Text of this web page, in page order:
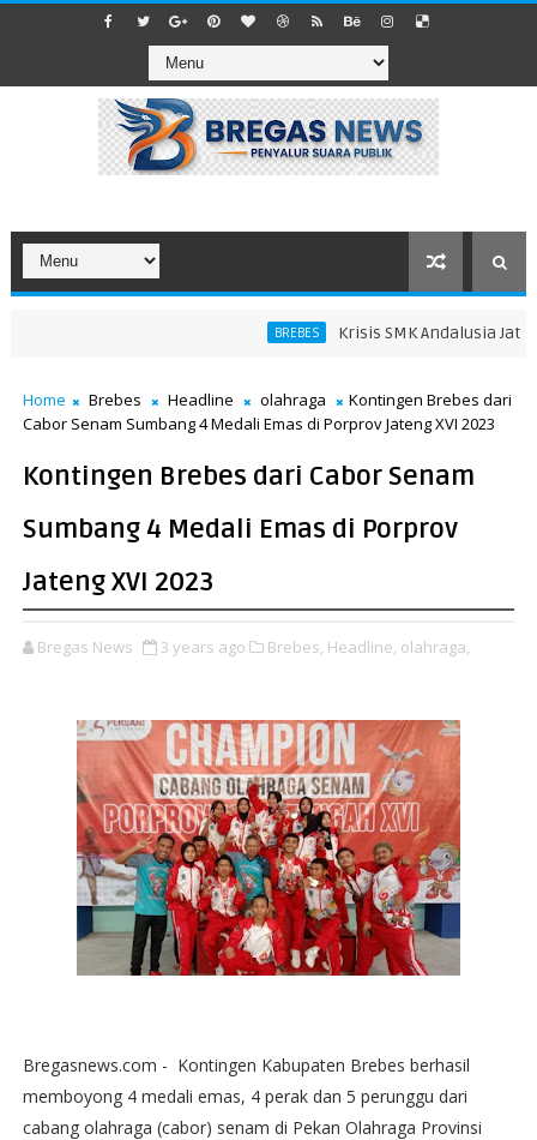
BREBES Krisis SMK Andalusia
Home Brebes Headline olahraga
Kontingen Brebes dari
Cabor Senam Sumbang 4 Medali Emas di Porprov Jateng XVI 2023
Kontingen Brebes dari Cabor Senam
Sumbang 4 Medali Emas di Porprov
Jateng XVI 2023
Bregas News 3 years ago Brebes, Headline, olahraga,
Bregasnews.com - Kontingen Kabupaten Brebes berhasil
memboyong 4 medali emas, 4 perak dan 5 perunggu dari
cabang olahraga (cabor) senam di Pekan Olahraga Provinsi